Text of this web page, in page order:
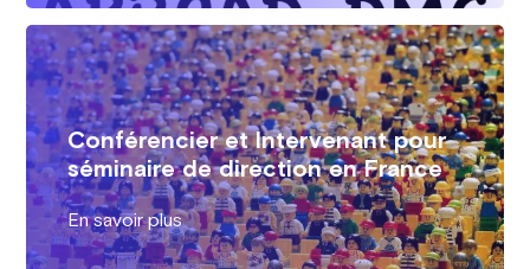
Conférencier et Intervenant pour
séminaire de direction en France
En savoir plus